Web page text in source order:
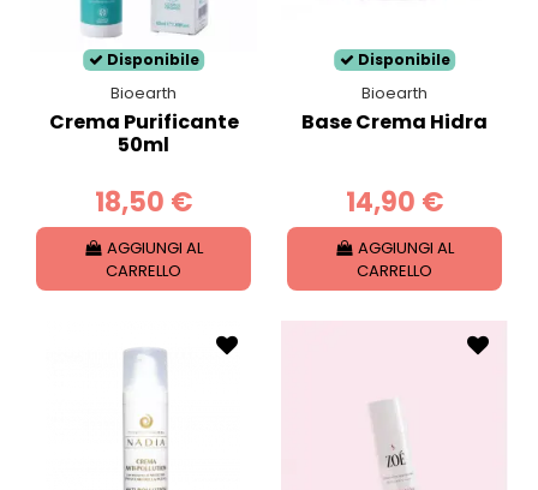
compromettendo la
cutaneae permettendo ai microorganismi di
infiammare la pelle.
Disponibile
Bioearth
Crema Purificante
50ml
18,50 €
AGGIUNGI AL
CARRELLO
Disponibile
Bioearth
Base Crema Hidra
14,90 €
AGGIUNGI AL
CARRELLO